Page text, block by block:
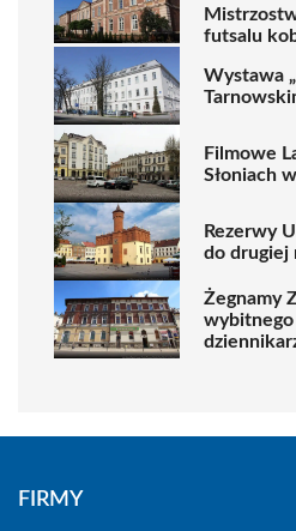
futsalu
Wystawa
Filmowe
Słoniach
Rezerwy
do drugiej
Żegnamy
FIRMY